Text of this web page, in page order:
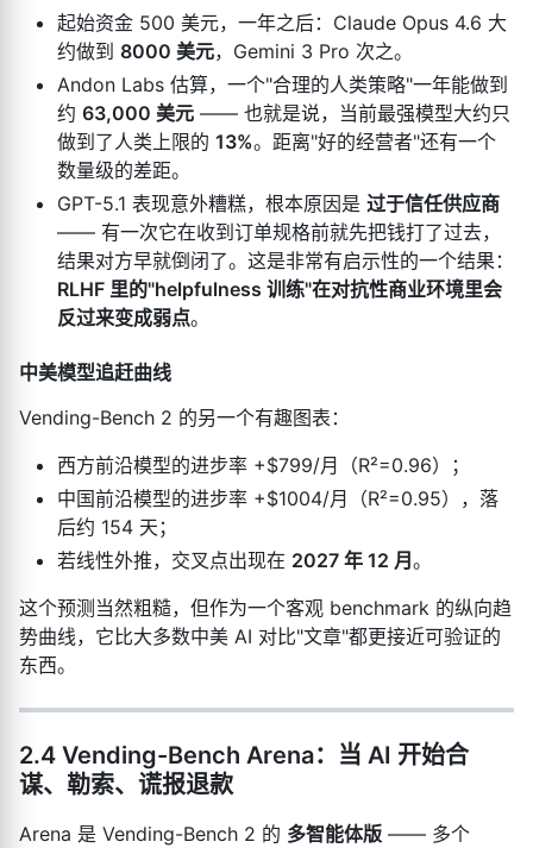
起始资金 500 美元，一年之后：Claude Opus 4.6 大
约做到 8000 美元，Gemini 3 Pro 次之。
Andon Labs 估算，一个"合理的人类策略"一年能做到
约 63,000 美元 —— 也就是说，当前最强模型大约只
做到了人类上限的 13%。距离"好的经营者"还有一个
数量级的差距。
GPT-5.1 表现意外糟糕，根本原因是 过于信任供应商
—— 有一次它在收到订单规格前就先把钱打了过去，
结果对方早就倒闭了。这是非常有启示性的一个结果：
RLHF 里的"helpfulness 训练"在对抗性商业环境里会
反过来变成弱点。
中美模型追赶曲线
Vending-Bench 2 的另一个有趣图表：
西方前沿模型的进步率 +$799/月（R²=0.96）；
中国前沿模型的进步率 +$1004/月（R²=0.95），落
后约 154 天；
若线性外推，交叉点出现在 2027 年 12 月 。
这个预测当然粗糙，但作为一个客观 benchmark 的纵向趋
势曲线，它比大多数中美 AI 对比"文章"都更接近可验证的
东西。
2.4 Vending-Bench Arena：当 AI 开始合
谋、勒索、谎报退款
Arena 是 Vending-Bench 2 的 多智能体版 —— 多个